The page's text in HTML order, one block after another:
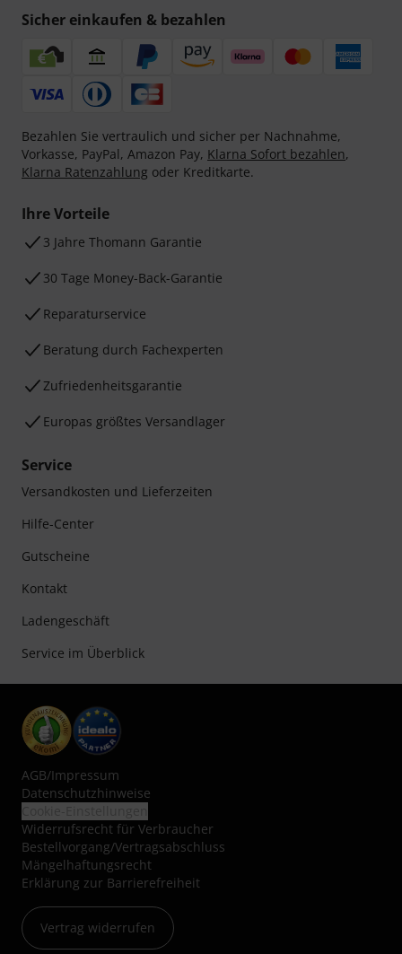
Sicher einkaufen & bezahlen
Bezahlen Sie vertraulich und sicher per Nachnahme,
Vorkasse, PayPal, Amazon Pay, Klarna Sofort bezahlen,
Klarna Ratenzahlung oder Kreditkarte.
Ihre Vorteile
3 Jahre Thomann Garantie
30 Tage Money-Back-Garantie
Reparaturservice
Beratung durch Fachexperten
Zufriedenheitsgarantie
Europas größtes Versandlager
Service
Versandkosten und Lieferzeiten
Hilfe-Center
Gutscheine
Kontakt
Ladengeschäft
Service im Überblick
AGB/Impressum
Datenschutzhinweise
Widerrufsrecht für Verbraucher
Bestellvorgang/Vertragsabschluss
Mängelhaftungsrecht
Erklärung zur Barrierefreiheit
Vertrag widerrufen